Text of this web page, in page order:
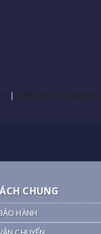
| Subscribe to Comments
CHUNG
HÀNH